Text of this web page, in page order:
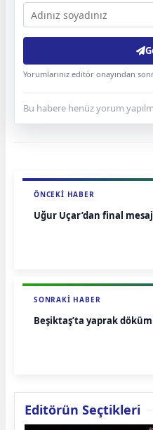
Yorumlarınız editör onayından
Bu habere henüz yorum
ÖNCEKI HABER
Uğur Uçar’dan final
SONRAKI HABER
Beşiktaş’ta yaprak
Editörün Seçtikleri